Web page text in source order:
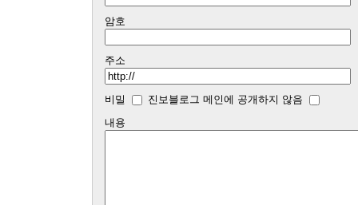
암호
주소
비밀
진보블로그 메인에 공개하지 않음
내용